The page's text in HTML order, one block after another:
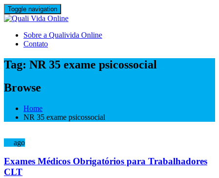
Skip
to
Toggle navigation
Sobre a Qualivida Online
Contato
Tag: NR 35 exame psicossocial
Browse
Home
NR 35 exame psicossocial
ago
Exames Médicos Obrigatórios para Trabalhadores
CLT